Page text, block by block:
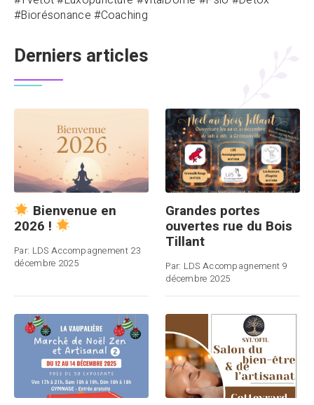
#Biorésonance #Coaching
Derniers articles
Bienvenue en
2026 !
Par: LDS Accompagnement 23
décembre 2025
Grandes portes
ouvertes rue du Bois
Tillant
Par: LDS Accompagnement 9
décembre 2025